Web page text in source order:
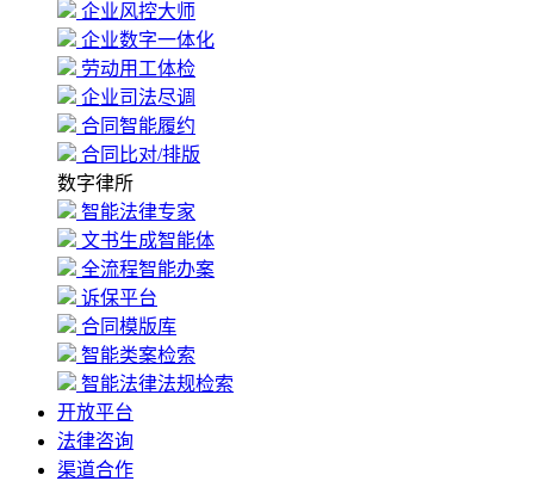
企业风控大师
企业数字一体化
劳动用工体检
企业司法尽调
合同智能履约
合同比对/排版
数字律所
智能法律专家
文书生成智能体
全流程智能办案
诉保平台
合同模版库
智能类案检索
智能法律法规检索
开放平台
法律咨询
渠道合作